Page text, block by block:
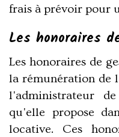
frais à prévoir pour
Les honoraires
Les honoraires de
la rémunération de
l'administrateur
qu'elle propose
locative. Ces